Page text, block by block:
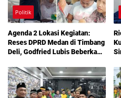
Politik
Agenda 2 Lokasi Kegiatan:
Reses DPRD Medan di Timbang
Deli, Godfried Lubis Beberkan
Layanan Kesehatan Gratis